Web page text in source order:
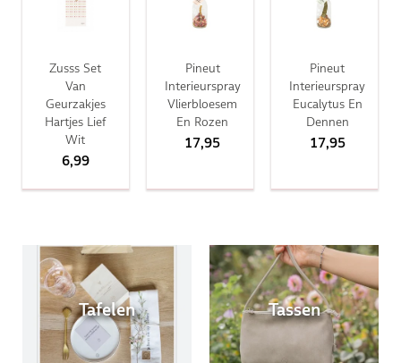
Zusss Set
Van
Geurzakjes
Hartjes Lief
Wit
6,99
Pineut
Interieurspray
Vlierbloesem
En Rozen
17,95
Pineut
Interieurspray
Eucalytus En
Dennen
17,95
Tafelen Tassen